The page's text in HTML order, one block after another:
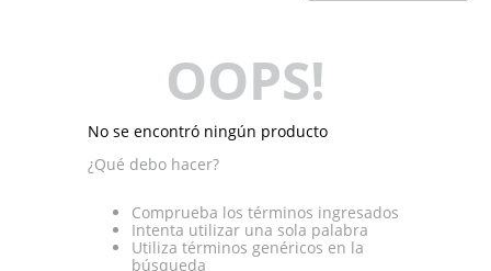
OOPS!
No se encontró ningún producto
¿Qué debo hacer?
Comprueba los términos ingresados
Intenta utilizar una sola palabra
Utiliza términos genéricos en la
búsqueda